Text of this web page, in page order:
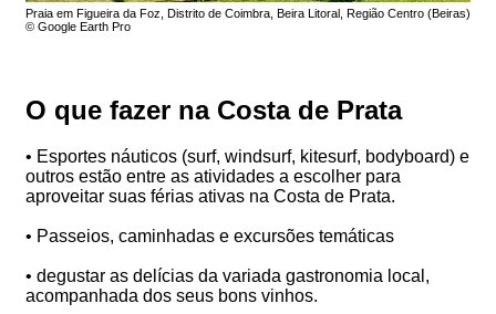
Praia em Figueira da Foz, Distrito de Coimbra, Beira Litoral, Região Centro (Beiras)
© Google Earth Pro
O que fazer na Costa de Prata
• Esportes náuticos (surf, windsurf, kitesurf, bodyboard) e
outros estão entre as atividades a escolher para
aproveitar suas férias ativas na Costa de Prata.
• Passeios, caminhadas e excursões temáticas
• degustar as delícias da variada gastronomia local,
acompanhada dos seus bons vinhos.